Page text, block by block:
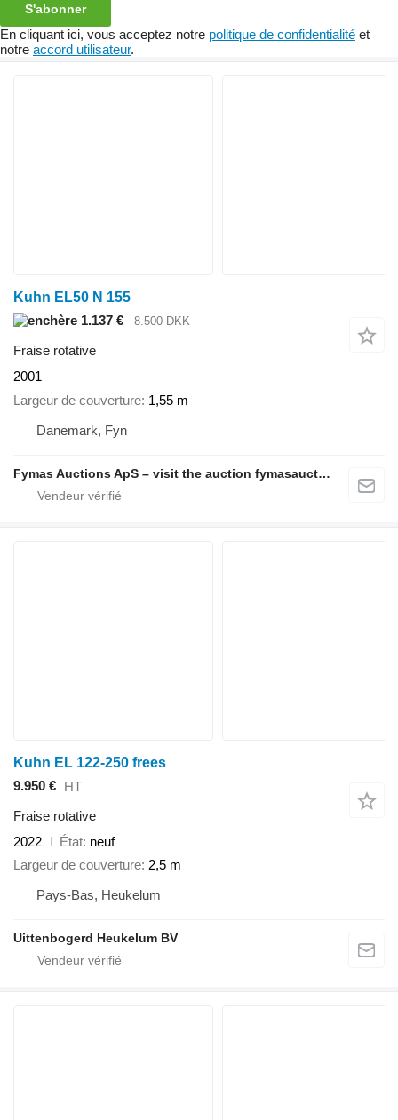
S'abonner
En cliquant ici, vous acceptez notre politique de confidentialité et
notre accord utilisateur.
Kuhn EL50 N 155
1.137 €
8.500 DKK
Fraise rotative
2001
Largeur de couverture 1,55 m
Danemark, Fyn
Fymas Auctions ApS – visit the auction fymasauctions.dk
Kuhn EL 122-250 frees
9.950 € HT
Fraise rotative
2022
État neuf
Largeur de couverture 2,5 m
Pays-Bas, Heukelum
Uittenbogerd Heukelum BV